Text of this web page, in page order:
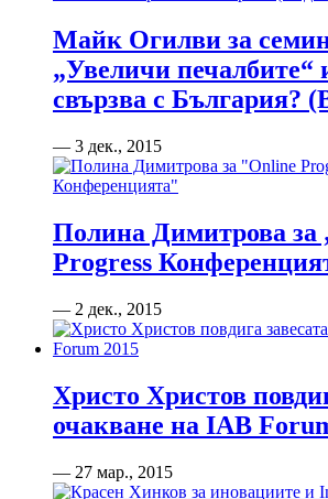
Майк Огилви за
„Увеличи печалбите“
свързва с България?
— 3 дек., 2015
Полина Димитрова за
Progress
— 2 дек., 2015
Христо Христов
очакване на IAB
— 27 мар., 2015